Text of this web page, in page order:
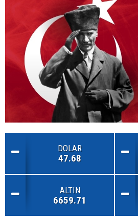
DOLAR
47.68
ALTIN
6659.71